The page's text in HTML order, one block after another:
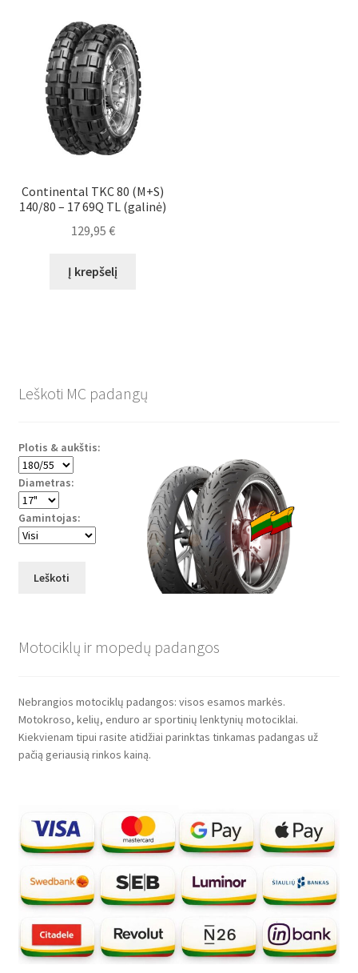
Continental TKC 80 (M+S)
140/80 – 17 69Q TL (galinė)
129,95 €
Į krepšelį
Leškoti MC padangų
Plotis & aukštis:
Diametras:
Gamintojas:
Leškoti
Motociklų ir mopedų padangos
Nebrangios motociklų padangos: visos esamos markės.
Motokroso, kelių, enduro ar sportinių lenktynių motociklai.
Kiekvienam tipui rasite atidžiai parinktas tinkamas padangas už
pačią geriausią rinkos kainą.